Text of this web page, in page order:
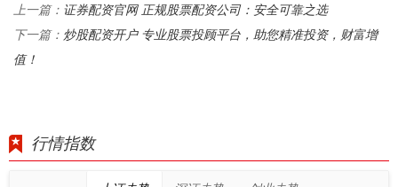
上一篇： 证券配资官网 正规股票配资公司：安全可靠之选
下一篇： 炒股配资开户 专业股票投顾平台，助您精准投资，财富增
值！
行情指数